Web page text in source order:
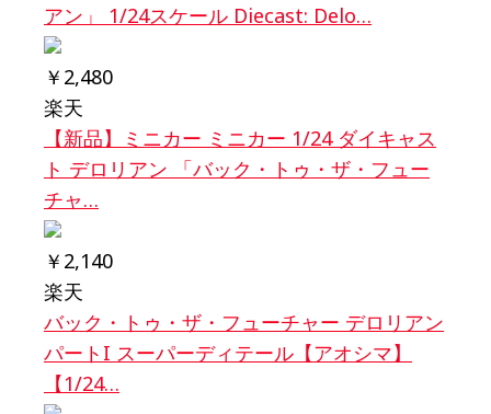
アン」 1/24スケール Diecast: Delo…
￥2,480
楽天
【新品】ミニカー ミニカー 1/24 ダイキャス
ト デロリアン 「バック・トゥ・ザ・フュー
チャ…
￥2,140
楽天
バック・トゥ・ザ・フューチャー デロリアン
パートI スーパーディテール【アオシマ】
【1/24…